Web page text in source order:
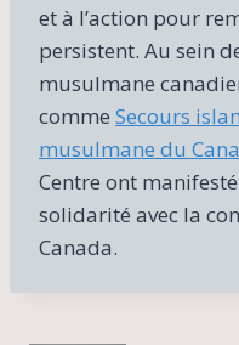
et à l’action pour
persistent. Au sein
musulmane
comme Secours
musulmane du
Centre ont
solidarité avec la
Canada.